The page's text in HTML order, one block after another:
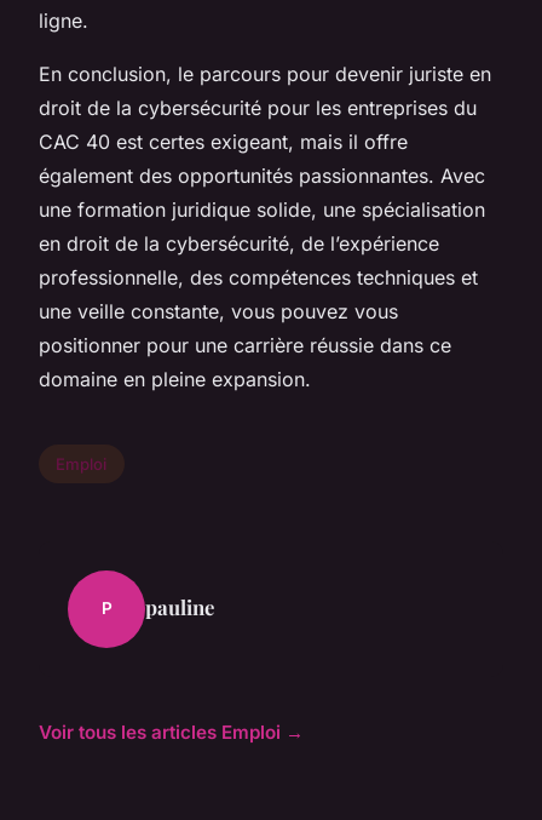
ligne.
En conclusion, le parcours pour devenir juriste en
droit de la cybersécurité pour les entreprises du
CAC 40 est certes exigeant, mais il offre
également des opportunités passionnantes. Avec
une formation juridique solide, une spécialisation
en droit de la cybersécurité, de l’expérience
professionnelle, des compétences techniques et
une veille constante, vous pouvez vous
positionner pour une carrière réussie dans ce
domaine en pleine expansion.
Emploi
P pauline
Voir tous les articles Emploi →